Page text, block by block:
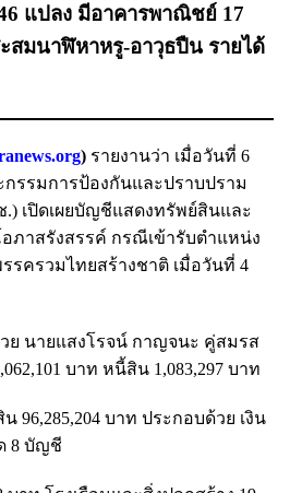
แปลง มีอาคารพาณิชย์ 17
สมนาฬิหาหรู-อาวุธปืน รายได้
) รายงานว่า เมื่อวันที่ 6
รรมการป้องกันและปราบปราม
เปิดเผยบัญชีแสดงทรัพย์สินและ
ภาสรังสรรค์ กรณีเข้ารับตำแหน่ง
รครวมไทยสร้างชาติ เมื่อวันที่ 4
ย นายแสงโรจน์ กาญจนะ คู่สมรส
บาท หนี้สิน 1,083,297 บาท
96,285,204 บาท ประกอบด้วย เงิน
8 บัญชี